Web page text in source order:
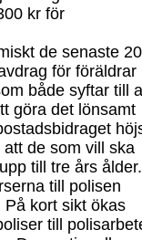
kr för
de senaste 20
för föräldrar
både syftar till
göra det lönsamt
de som vill ska
upp till tre års ålder.
till polisen
kort sikt ökas
till